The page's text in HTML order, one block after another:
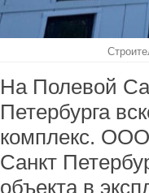
На Полевой
Петербурга
комплекс. ООО
Санкт
объекта в